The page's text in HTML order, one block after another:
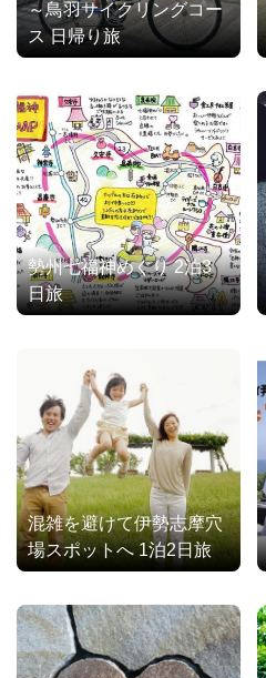
～鳥羽サイクリングコー
ス 日帰り旅
勢州七福神めぐり 2泊3
日旅
混雑を避けて伊勢志摩穴
場スポットへ 1泊2日旅